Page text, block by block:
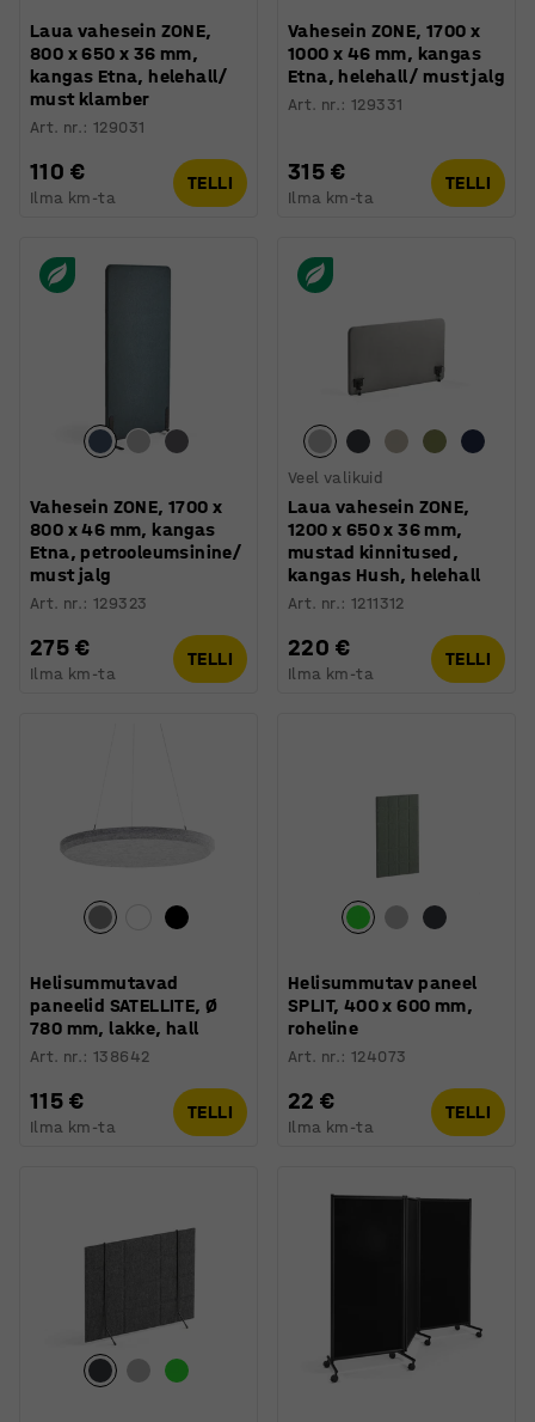
Laua vahesein ZONE,
800 x 650 x 36 mm,
kangas Etna, helehall/
must klamber
Art. nr.:129031
110 €
Ilma km-ta
TELLI
Vahesein ZONE, 1700 x
1000 x 46 mm, kangas
Etna, helehall/ must jalg
Art. nr.:129331
315 €
Ilma km-ta
TELLI
Vahesein ZONE, 1700 x
800 x 46 mm, kangas
Etna, petrooleumsinine/
must jalg
Art. nr.:129323
275 €
Ilma km-ta
TELLI
Veel valikuid
Laua vahesein ZONE,
1200 x 650 x 36 mm,
mustad kinnitused,
kangas Hush, helehall
Art. nr.:1211312
220 €
Ilma km-ta
TELLI
Helisummutavad
paneelid SATELLITE, Ø
780 mm, lakke, hall
Art. nr.:138642
115 €
Ilma km-ta
TELLI
Helisummutav paneel
SPLIT, 400 x 600 mm,
roheline
Art. nr.:124073
22 €
Ilma km-ta
TELLI